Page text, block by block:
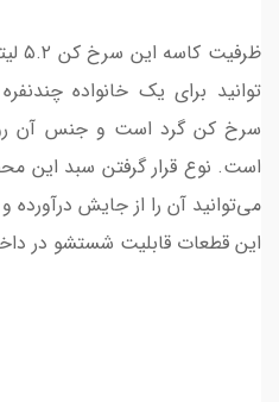
توانید برای یک خانواده
سرخ کن گرد است و جنس آن
است. نوع قرار گرفتن سبد این
می­‌توانید آن را از جایش در‌آورده
این قطعات قابلیت شستشو در